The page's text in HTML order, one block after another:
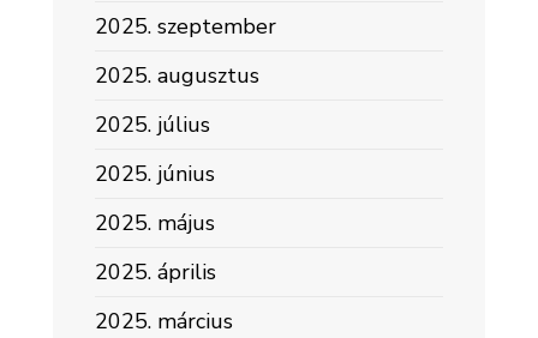
2025. szeptember
2025. augusztus
2025. július
2025. június
2025. május
2025. április
2025. március